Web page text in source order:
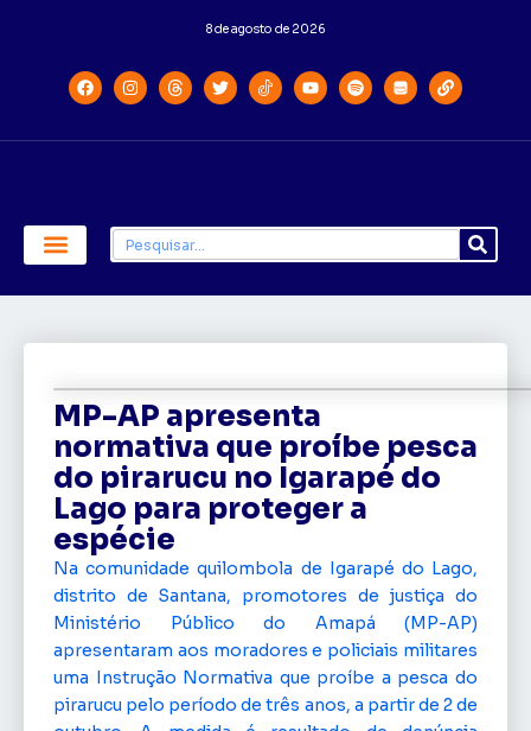
8 de agosto de 2026
MP-AP apresenta
normativa que proíbe pesca
do pirarucu no Igarapé do
Lago para proteger a
espécie
Na comunidade quilombola de Igarapé do Lago,
distrito de Santana, promotores de justiça do
Ministério Público do Amapá (MP-AP)
apresentaram aos moradores e policiais militares
uma Instrução Normativa que proíbe a pesca do
pirarucu pelo período de três anos, a partir de 2 de